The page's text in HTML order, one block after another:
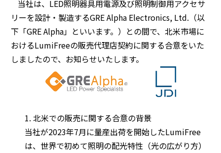
BEYOND DISPLAY
当社は、LED照明器具用電源及び照明制御用アクセサ
リーを設計・製造するGRE Alpha Electronics, Ltd.（以
下「GRE Alpha」といいます。）との間で、北米市場に
おけるLumiFreeの販売代理店契約に関する合意をいた
しましたので、お知らせいたします。
1. 北米での販売に関する合意の背景
当社が2023年7月に量産出荷を開始したLumiFree
は、世界で初めて照明の配光特性（光の広がり方）